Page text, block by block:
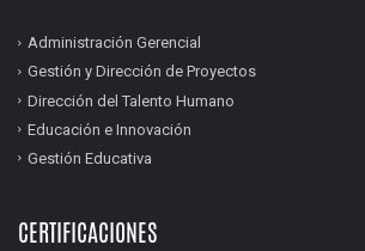
Administración Gerencial
Gestión y Dirección de Proyectos
Dirección del Talento Humano
Educación e Innovación
Gestión Educativa
CERTIFICACIONES